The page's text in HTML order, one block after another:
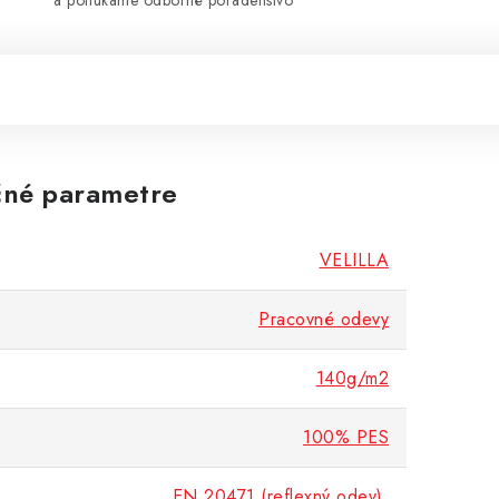
parametre
VELILLA
Pracovné odevy
140g/m2
100% PES